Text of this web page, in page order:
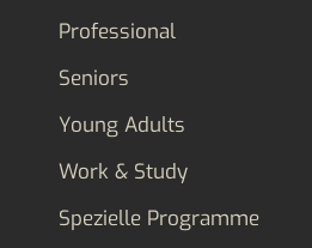
Professional
Seniors
Young Adults
Work & Study
Spezielle Programme